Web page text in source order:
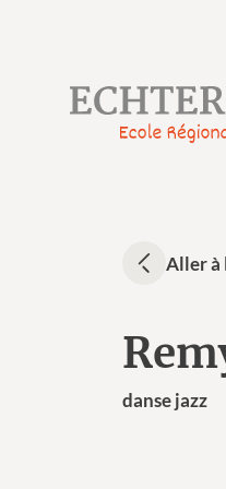
Aller à
danse jazz